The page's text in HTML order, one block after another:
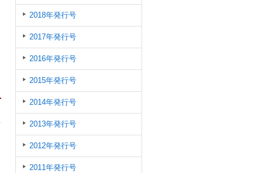
2018年発行号
2017年発行号
2016年発行号
2015年発行号
2014年発行号
2013年発行号
2012年発行号
2011年発行号